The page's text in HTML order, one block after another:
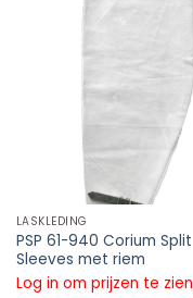
LASKLEDING
PSP 61-940 Corium Split
Sleeves met riem
Log in om prijzen te zien